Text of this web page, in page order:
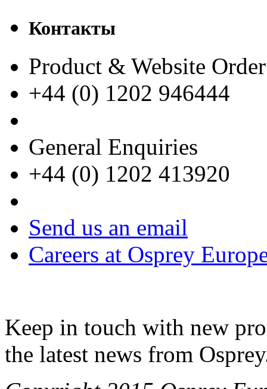
Контакты
Product & Website
+44 (0) 1202 946444
General Enquiries
+44 (0) 1202 413920
Send us an email
Careers at Osprey
Keep in touch with new
the latest news from